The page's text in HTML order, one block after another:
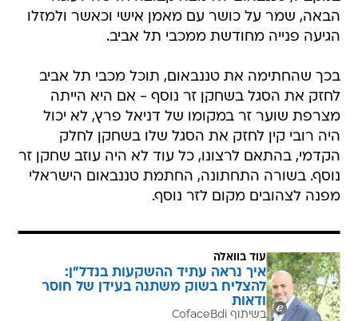
הבאה, שמר על כושר עם מאמן אישי וכאשר ולמזלו
הגיעה פנייה מחודשת ממכבי תל אביב.
בכך שהחתימה את טננבאום, תוכל מכבי תל אביב
לחזק את הסגל בשחקן זר נוסף - אם היא הייתה
מצרפת שוער זר במקומו של דניאל פרץ, לא יכול
היה רובי קין לחזק את הסגל שלו בשחקן לחלק
הקדמי, בהתאם לרצונו, כל עוד לא היה עוזב שחקן זר
נוסף. בשורה התחתונה, החתמת טננבאום הישראלי
מפנה לצהובים מקום לזר נוסף.
עוד בוואלה
איך נראה עתיד ההשקעות בנדל"ן:
להצליח בשוק משתנה בעידן של חוסר
ודאות
בשיתוף CofaceBdi